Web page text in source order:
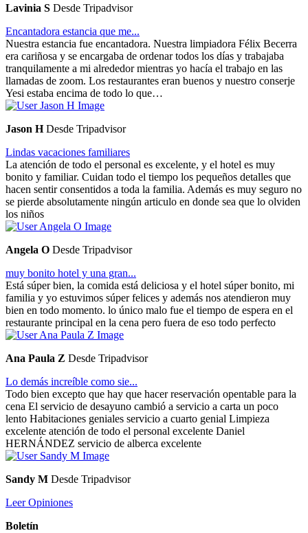
Lavinia S Desde Tripadvisor
Encantadora estancia que me...
Nuestra estancia fue encantadora. Nuestra limpiadora Félix Becerra
era cariñosa y se encargaba de ordenar todos los días y trabajaba
tranquilamente a mi alrededor mientras yo hacía el trabajo en las
llamadas de zoom. Los restaurantes eran buenos y nuestro conserje
Yesi estaba encima de todo lo que…
Jason HDesde Tripadvisor
Lindas vacaciones familiares
La atención de todo el personal es excelente, y el hotel es muy
bonito y familiar. Cuidan todo el tiempo los pequeños detalles que
hacen sentir consentidos a toda la familia. Además es muy seguro no
se pierde absolutamente ningún articulo en donde sea que lo olviden
los niños
Angela O Desde Tripadvisor
muy bonito hotel y una gran...
Está súper bien, la comida está deliciosa y el hotel súper bonito, mi
familia y yo estuvimos súper felices y además nos atendieron muy
bien en todo momento. lo único malo fue el tiempo de espera en el
restaurante principal en la cena pero fuera de eso todo perfecto
Ana Paula Z Desde Tripadvisor
Lo demás increíble como sie...
Todo bien excepto que hay que hacer reservación opentable para la
cena El servicio de desayuno cambió a servicio a carta un poco
lento Habitaciones geniales servicio a cuarto genial Limpieza
excelente atención de todo el personal excelente Daniel
HERNÁNDEZ servicio de alberca excelente
Sandy M Desde Tripadvisor
Leer Opiniones
Boletín